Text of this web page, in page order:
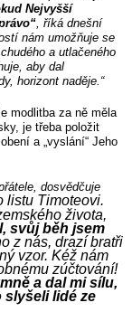
Nejvyšší
, říká dnešní
nám umožňuje se
a utlačeného
aby dal
horizont naděje.“
modlitba za ně měla
je třeba položit
a „vyslání“ Jeho
dosvědčuje
listu Timoteovi.
života,
svůj běh jsem
z nás, drazí bratři
vzor. Kéž nám
zúčtování!
a dal mi sílu,
slyšeli lidé ze